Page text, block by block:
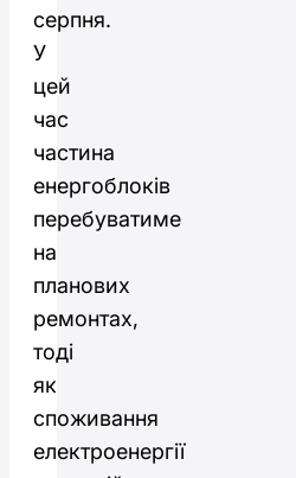
серпня.
У
цей
час
частина
енергоблоків
перебуватиме
на
планових
ремонтах,
тоді
як
споживання
електроенергії